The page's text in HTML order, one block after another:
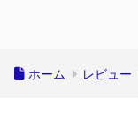
ホーム レビュー